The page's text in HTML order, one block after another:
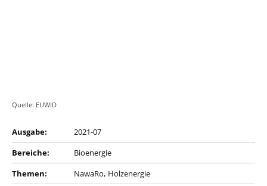
Quelle: EUWID
Ausgabe:
2021-07
Bereiche:
Bioenergie
Themen:
NawaRo Holzenergie